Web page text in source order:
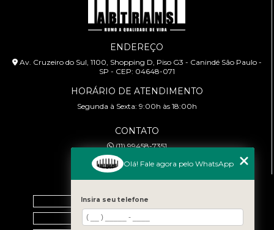
ENDEREÇO
Av. Cruzeiro do Sul, 1100, Shopping D, Piso G3 - Canindé São Paulo -
SP - CEP: 04648-071
HORÁRIO DE ATENDIMENTO
Segunda à Sexta: 9:00h às 18:00h
CONTATO
(11) 99458-7351
cursoabtrans@gmail.com
Home
Empresa
Olá! Fale agora pelo WhatsApp
Insira seu telefone